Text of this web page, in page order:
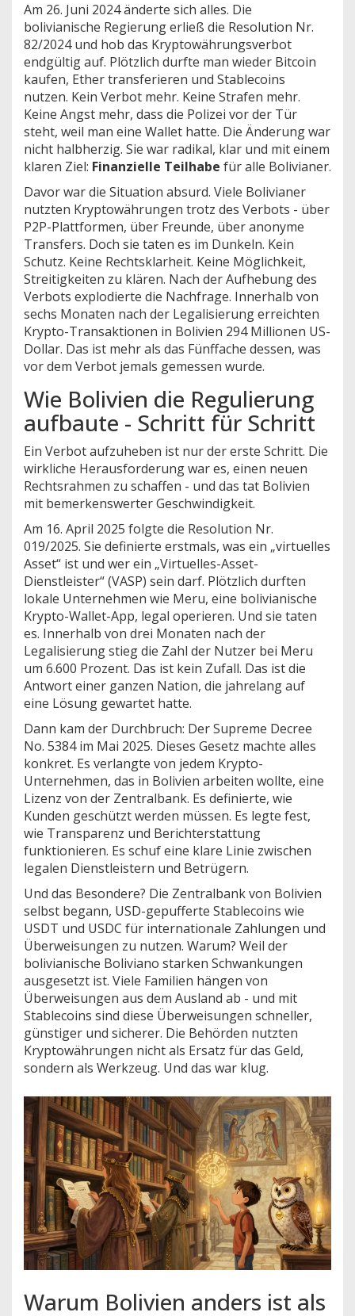
Am 26. Juni 2024 änderte sich alles. Die
bolivianische Regierung erließ die Resolution Nr.
82/2024 und hob das Kryptowährungsverbot
endgültig auf. Plötzlich durfte man wieder Bitcoin
kaufen, Ether transferieren und Stablecoins
nutzen. Kein Verbot mehr. Keine Strafen mehr.
Keine Angst mehr, dass die Polizei vor der Tür
steht, weil man eine Wallet hatte. Die Änderung war
nicht halbherzig. Sie war radikal, klar und mit einem
klaren Ziel: Finanzielle Teilhabe für alle Bolivianer.
Davor war die Situation absurd. Viele Bolivianer
nutzten Kryptowährungen trotz des Verbots - über
P2P-Plattformen, über Freunde, über anonyme
Transfers. Doch sie taten es im Dunkeln. Kein
Schutz. Keine Rechtsklarheit. Keine Möglichkeit,
Streitigkeiten zu klären. Nach der Aufhebung des
Verbots explodierte die Nachfrage. Innerhalb von
sechs Monaten nach der Legalisierung erreichten
Krypto-Transaktionen in Bolivien 294 Millionen US-
Dollar. Das ist mehr als das Fünffache dessen, was
vor dem Verbot jemals gemessen wurde.
Wie Bolivien die Regulierung
aufbaute - Schritt für Schritt
Ein Verbot aufzuheben ist nur der erste Schritt. Die
wirkliche Herausforderung war es, einen neuen
Rechtsrahmen zu schaffen - und das tat Bolivien
mit bemerkenswerter Geschwindigkeit.
Am 16. April 2025 folgte die Resolution Nr.
019/2025. Sie definierte erstmals, was ein „virtuelles
Asset“ ist und wer ein „Virtuelles-Asset-
Dienstleister“ (VASP) sein darf. Plötzlich durften
lokale Unternehmen wie Meru, eine bolivianische
Krypto-Wallet-App, legal operieren. Und sie taten
es. Innerhalb von drei Monaten nach der
Legalisierung stieg die Zahl der Nutzer bei Meru
um 6.600 Prozent. Das ist kein Zufall. Das ist die
Antwort einer ganzen Nation, die jahrelang auf
eine Lösung gewartet hatte.
Dann kam der Durchbruch: Der Supreme Decree
No. 5384 im Mai 2025. Dieses Gesetz machte alles
konkret. Es verlangte von jedem Krypto-
Unternehmen, das in Bolivien arbeiten wollte, eine
Lizenz von der Zentralbank. Es definierte, wie
Kunden geschützt werden müssen. Es legte fest,
wie Transparenz und Berichterstattung
funktionieren. Es schuf eine klare Linie zwischen
legalen Dienstleistern und Betrügern.
Und das Besondere? Die Zentralbank von Bolivien
selbst begann, USD-gepufferte Stablecoins wie
USDT und USDC für internationale Zahlungen und
Überweisungen zu nutzen. Warum? Weil der
bolivianische Boliviano starken Schwankungen
ausgesetzt ist. Viele Familien hängen von
Überweisungen aus dem Ausland ab - und mit
Stablecoins sind diese Überweisungen schneller,
günstiger und sicherer. Die Behörden nutzten
Kryptowährungen nicht als Ersatz für das Geld,
sondern als Werkzeug. Und das war klug.
Warum Bolivien anders ist als